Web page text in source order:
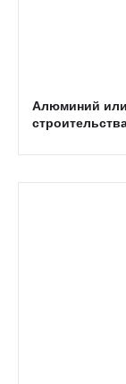
Алюминий